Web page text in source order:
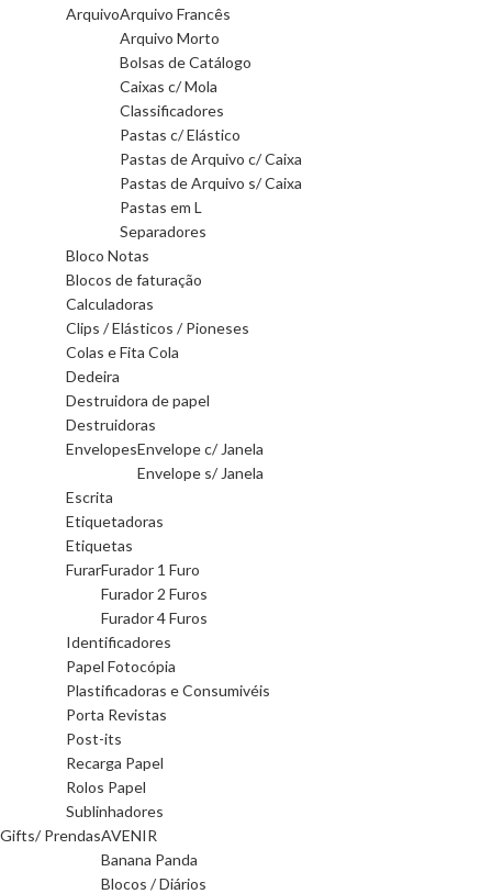
ArquivoArquivo Francês
Arquivo Morto
Bolsas de Catálogo
Caixas c/ Mola
Classificadores
Pastas c/ Elástico
Pastas de Arquivo c/ Caixa
Pastas de Arquivo s/ Caixa
Pastas em L
Separadores
Bloco Notas
Blocos de faturação
Calculadoras
Clips / Elásticos / Pioneses
Colas e Fita Cola
Dedeira
Destruidora de papel
Destruidoras
EnvelopesEnvelope c/ Janela
Envelope s/ Janela
Escrita
Etiquetadoras
Etiquetas
FurarFurador 1 Furo
Furador 2 Furos
Furador 4 Furos
Identificadores
Papel Fotocópia
Plastificadoras e Consumivéis
Porta Revistas
Post-its
Recarga Papel
Rolos Papel
Sublinhadores
Gifts/ PrendasAVENIR
Banana Panda
Blocos / Diários